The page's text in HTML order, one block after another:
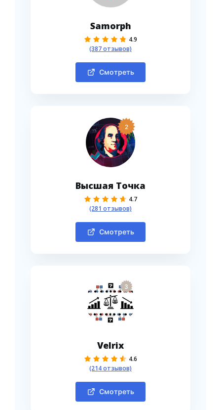
Samorph
4.9
(387 отзывов)
Смотреть
2
Высшая Точка
4.7
(281 отзывов)
Смотреть
3
Velrix
4.6
(214 отзывов)
Смотреть